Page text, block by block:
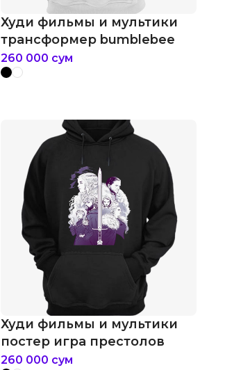
Худи фильмы и мультики
трансформер bumblebee
260 000 сум
Худи фильмы и мультики
постер игра престолов
260 000 сум